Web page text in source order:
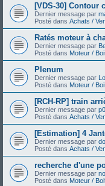
[VDS-30] Contour
Dernier message par
Posté dans Achats /
Ratés moteur à
Dernier message par
Posté dans Moteur /
Plenum
Dernier message par
Posté dans Moteur /
[RCH-RP] train
Dernier message par
Posté dans Achats /
[Estimation] 4
Dernier message par
Posté dans Achats /
recherche d'une
Dernier message par
Posté dans Moteur /